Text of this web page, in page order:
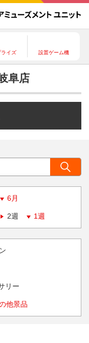
ライズ 設置ゲーム機
阜店
6月
2週 1週
リー
他景品